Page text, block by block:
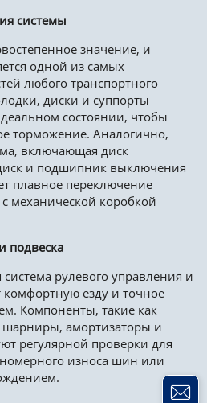
системы
значение, и
одной из самых
любого транспортного
диски и суппорты
состоянии, чтобы
торможение. Аналогично,
включающая диск
и подшипник выключения
плавное переключение
механической коробкой
подвеска
рулевого управления и
комфортную езду и точное
Компоненты, такие как
амортизаторы и
регулярной проверки для
износа шин или